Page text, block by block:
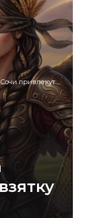
за многомиллионную взятку